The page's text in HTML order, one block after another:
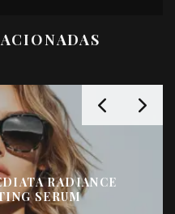
RADIANCE
SERUM